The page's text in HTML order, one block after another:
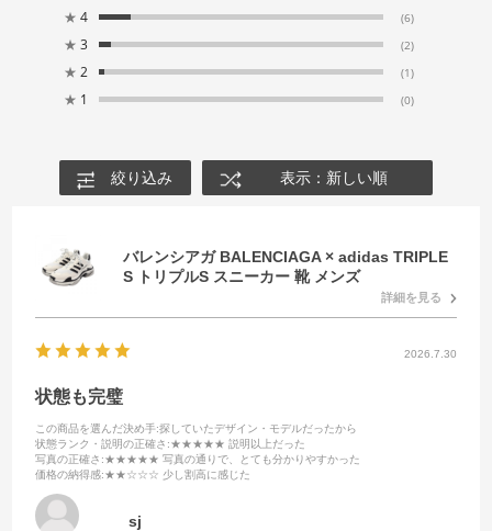
★ 4 (6)
★ 3 (2)
★ 2 (1)
★ 1 (0)
絞り込み 表示：新しい順
バレンシアガ BALENCIAGA × adidas TRIPLE
S トリプルS スニーカー 靴 メンズ
詳細を見る
2026.7.30
状態も完璧
この商品を選んだ決め手:探していたデザイン・モデルだったから
状態ランク・説明の正確さ :★★★★★ 説明以上だった
写真の正確さ :★★★★★ 写真の通りで、とても分かりやすかった
価格の納得感:★★☆☆☆ 少し割高に感じた
sj